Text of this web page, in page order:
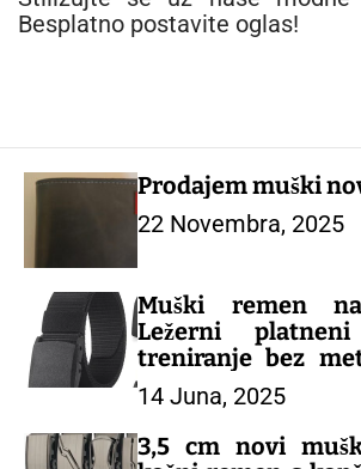
Besplatno postavite oglas!
Prodajem muški
22 Novembra, 2025
Muški remen
Ležerni
treniranje bez
taktički remen s
remen za
pojasevi za
MUŠKI KAIŠEVI
14 Juna, 2025
3,5 cm novi